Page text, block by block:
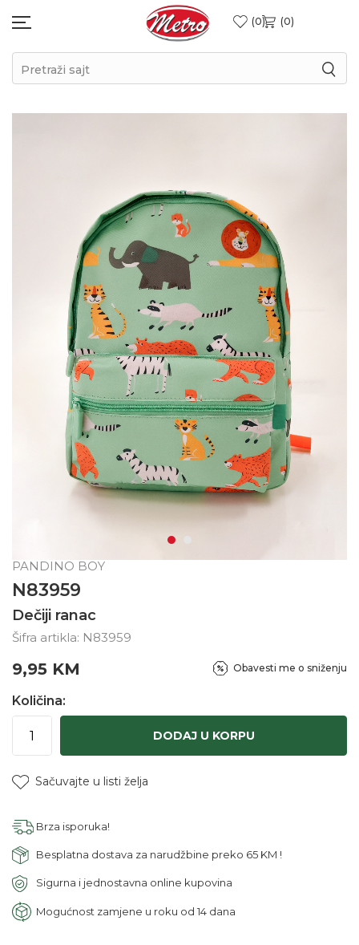
0 0
Pretraži sajt
PANDINO BOY
N83959
Dečiji ranac
Šifra artikla: N83959
9,95 KM Obavesti me o sniženju
Količina:
DODAJ U KORPU
Sačuvajte u listi želja
Brza isporuka!
Besplatna dostava za narudžbine preko 65 KM !
Sigurna i jednostavna online kupovina
Mogućnost zamjene u roku od 14 dana